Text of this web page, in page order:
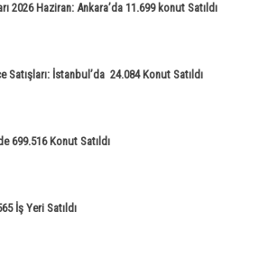
2026 Haziran: Ankara’da 11.699 konut Satıldı
Satışları: İstanbul’da 24.084 Konut Satıldı
699.516 Konut Satıldı
İş Yeri Satıldı